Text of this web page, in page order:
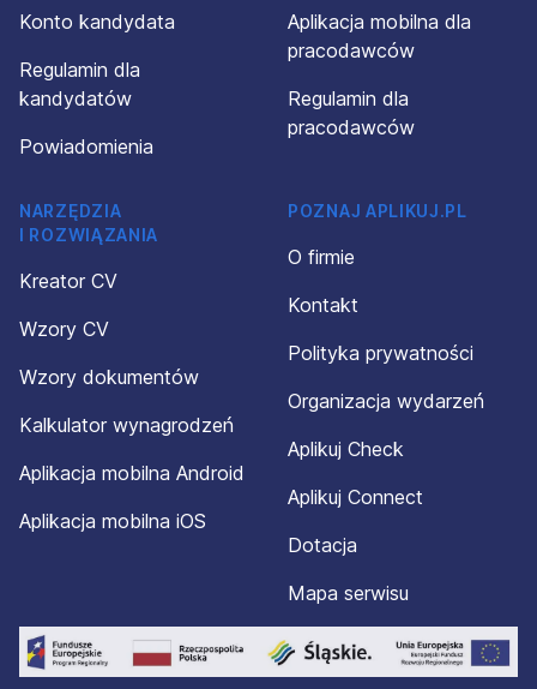
Konto kandydata
Regulamin dla
kandydatów
Powiadomienia
Aplikacja mobilna dla
pracodawców
Regulamin dla
pracodawców
NARZĘDZIA
I ROZWIĄZANIA
Kreator CV
Wzory CV
Wzory dokumentów
Kalkulator wynagrodzeń
Aplikacja mobilna Android
Aplikacja mobilna iOS
POZNAJ APLIKUJ.PL
O firmie
Kontakt
Polityka prywatności
Organizacja wydarzeń
Aplikuj Check
Aplikuj Connect
Dotacja
Mapa serwisu